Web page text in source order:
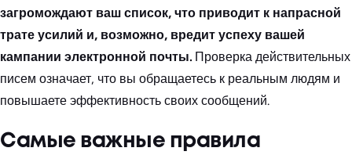
загромождают ваш список, что приводит к напрасной
трате усилий и, возможно, вредит успеху вашей
кампании электронной почты. Проверка действительных
писем означает, что вы обращаетесь к реальным людям и
повышаете эффективность своих сообщений.
Самые важные правила